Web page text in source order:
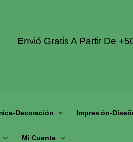
ENvió Gratis A Partir De
Decoración Impresión-
Mi Cuenta